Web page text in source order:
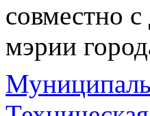
совместно
мэрии